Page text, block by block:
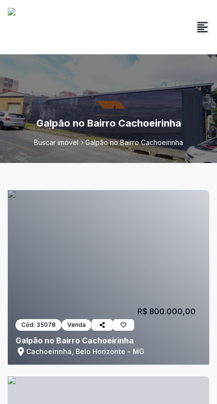
Galpão no Bairro Cachoeirinha
Buscar imóvel Galpão no Bairro Cachoeirinha
Cód: 35078 Venda
Galpão no Bairro Cachoeirinha
Cachoeirinha, Belo Horizonte - MG
R$ 800.000,00